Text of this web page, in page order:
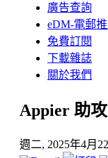
廣告查詢
eDM-電郵
免費訂閱
下載雜誌
關於我們
Appier 助
週二, 2025年4月